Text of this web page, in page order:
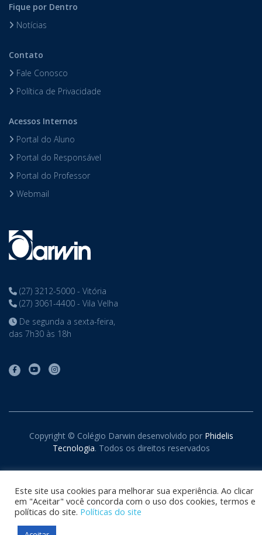
Fique por Dentro
Notícias
Contato
Fale Conosco
Política de Privacidade
Acessos Internos
Portal do Aluno
Portal do Responsável
Portal do Professor
Webmail
(27) 3212-5000 - Vitória
(27) 3061-4400 - Vila Velha
De segunda a sexta-feira,
das 7h30 às 18h
Copyright © Colégio Darwin desenvolvido por Phidelis
Tecnologia. Todos os direitos reservados
Este site usa cookies para melhorar sua experiência. Ao clicar
em "Aceitar" você concorda com o uso dos cookies, termos e
políticas do site. Políticas do site